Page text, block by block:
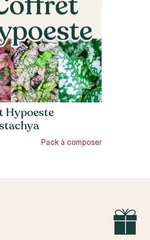
Hypoeste
Pack à composer